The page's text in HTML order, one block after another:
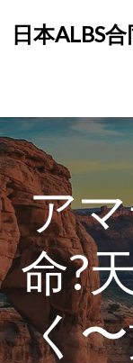
日本ALBS
ア
命?
く